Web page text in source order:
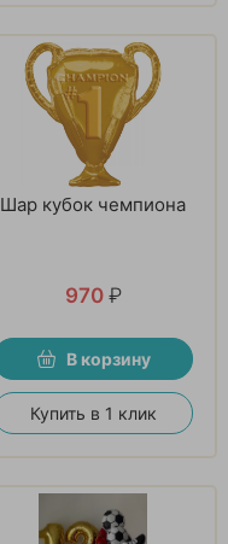
Шар кубок чемпиона
970 ₽
В корзину
Купить в 1 клик